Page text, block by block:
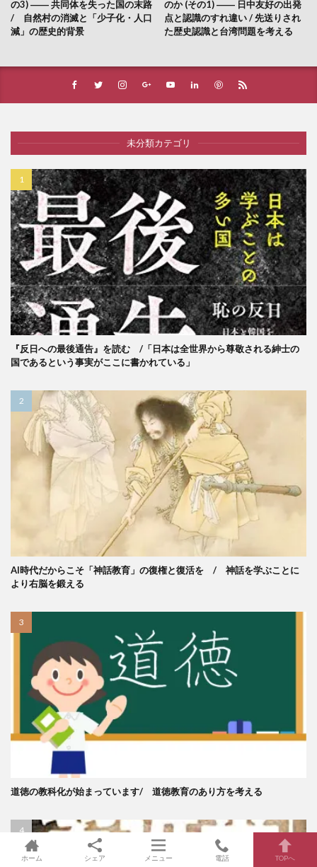
の3) ―― 共同体を失った国の末路
/ 自然村の消滅と「少子化・人口
減」の歴史的背景
のか (その1) ―― 日中友好の出発
点と認識のすれ違い / 先送りされ
た歴史認識と台湾問題を考える
未分類カテゴリ
『反日への最後通告』を読む /「日本は全世界から尊敬される紳士の
国であるという事実がここに書かれている」
AI時代だからこそ「神話教育」の復権と復活を / 神話を学ぶことに
より右脳を鍛える
道徳の教科化が始まっています/ 道徳教育のあり方を考える
ホーム シェア メニュー 電話 TOPへ